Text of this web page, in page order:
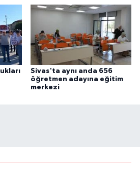
Sivas'ta aynı anda 656
öğretmen adayına eğitim
merkezi